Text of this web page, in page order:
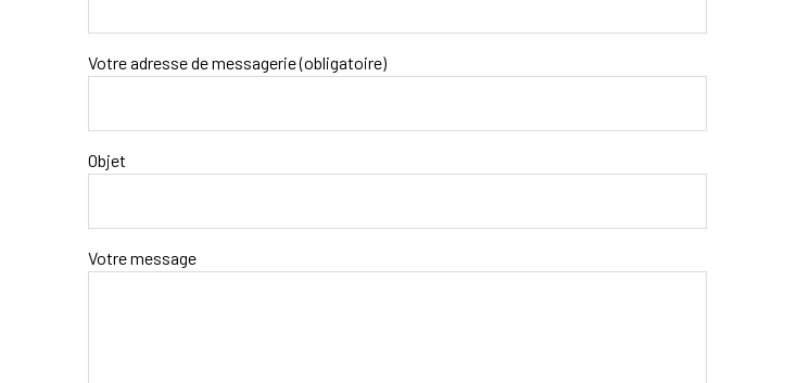
Votre adresse de messagerie (obligatoire)
Objet
Votre message